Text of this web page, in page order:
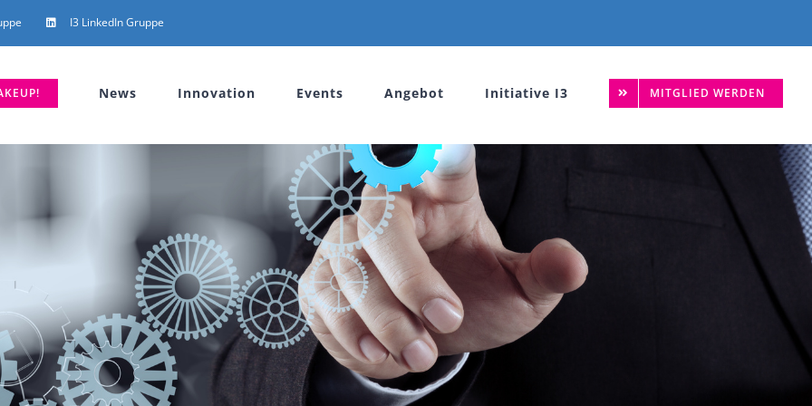
I3 LinkedIn Gruppe
News Innovation Events Angebot Initiative I3 MITGLIED WERDEN